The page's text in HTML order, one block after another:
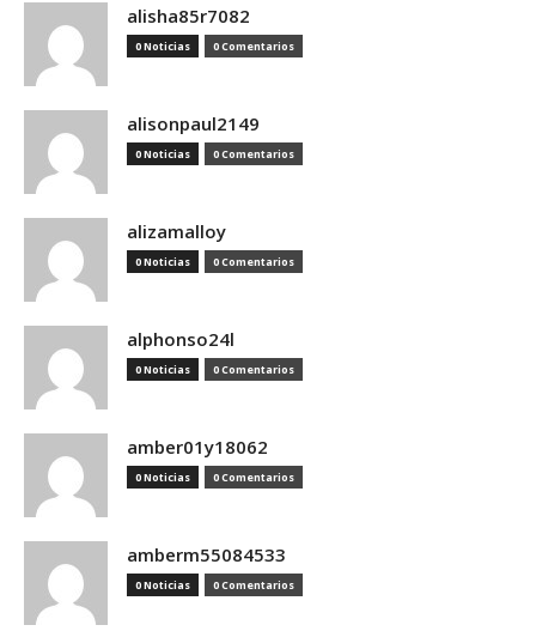
alisha85r7082
0 Noticias 0 Comentarios
alisonpaul2149
0 Noticias 0 Comentarios
alizamalloy
0 Noticias 0 Comentarios
alphonso24l
0 Noticias 0 Comentarios
amber01y18062
0 Noticias 0 Comentarios
amberm55084533
0 Noticias 0 Comentarios